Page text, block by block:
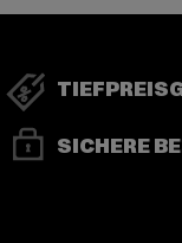
SICHERE